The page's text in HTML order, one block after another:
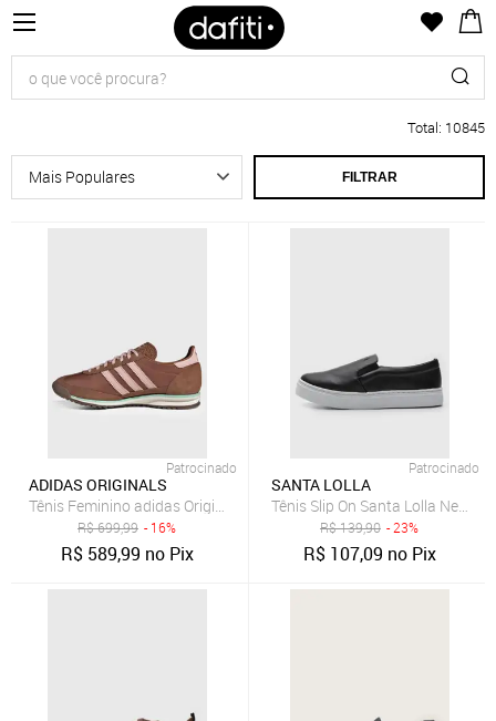
Total: 10845
FILTRAR
Patrocinado
ADIDAS ORIGINALS
Tênis Feminino adidas Originals Sl 72 OG Marrom
R$699,99 - 16%
R$ 589,99 no Pix
Patrocinado
SANTA LOLLA
Tênis Slip On Santa Lolla New
R$139,90 - 23%
R$ 107,09 no Pix